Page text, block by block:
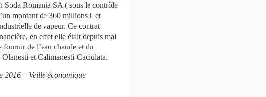
Soda Romania SA ( sous le contrôle
montant de 360 millions € et
de vapeur. Ce contrat
en effet elle était depuis mai
de l’eau chaude et du
et Calimanesti-Caciulata.
2016 – Veille économique